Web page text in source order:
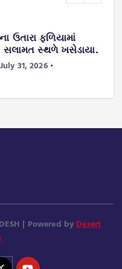
ઉતારા ફળિયામાં
સલામત સ્થળે ખસેડાયા.
31, 2026
| Powered by Desert